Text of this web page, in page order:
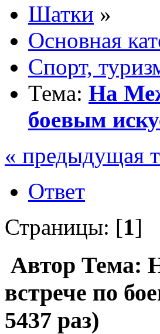
Шатки »
Основная
Спорт,
Тема: На
боевым
« предыдущая
Ответ
Страницы: [1]
Автор Тема:
встрече по
5437 раз)